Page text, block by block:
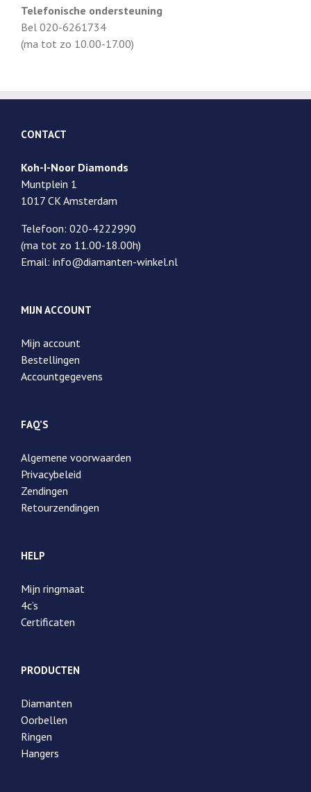
Telefonische ondersteuning
Bel 020-6261734
(ma tot zo 10.00-17.00)
CONTACT
Koh-I-Noor Diamonds
Muntplein 1
1017 CK Amsterdam
Telefoon: 020-4222990
(ma tot zo 11.00-18.00h)
Email: info@diamanten-winkel.nl
MIJN ACCOUNT
Mijn account
Bestellingen
Accountgegevens
FAQ’S
Algemene voorwaarden
Privacybeleid
Zendingen
Retourzendingen
HELP
Mijn ringmaat
4c’s
Certificaten
PRODUCTEN
Diamanten
Oorbellen
Ringen
Hangers